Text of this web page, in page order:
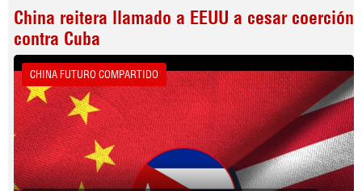
China reitera llamado a EEUU a cesar coerción
contra Cuba
CHINA FUTURO COMPARTIDO